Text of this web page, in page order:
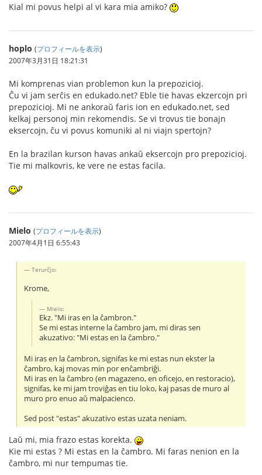
Kial mi povus helpi al vi kara mia amiko?
hoplo (プロフィールを表示)
2007年3月31日 18:21:31
Mi komprenas vian problemon kun la prepozicioj.
Ĉu vi jam serĉis en edukado.net? Eble tie havas ekzercojn pri
prepozicioj. Mi ne ankoraŭ faris ion en edukado.net, sed
kelkaj personoj min rekomendis. Se vi trovus tie bonajn
eksercojn, ĉu vi povus komuniki al ni viajn spertojn?
En la brazilan kurson havas ankaŭ eksercojn pro prepozicioj.
Tie mi malkovris, ke vere ne estas facila.
Mielo (プロフィールを表示)
2007年4月1日 6:55:43
Terurĉjo:
Krome,
Mielo:
Ekz. "Mi iras en la ĉambron."
Se mi estas interne la ĉambro jam, mi diras sen
akuzativo: "Mi estas en la ĉambro."
Mi iras en la ĉambron, signifas ke mi estas nun ekster la
ĉambro, kaj movas min por enĉambriĝi.
Mi iras en la ĉambro (en magazeno, en oficejo, en restoracio),
signifas, ke mi jam troviĝas en tiu loko, kaj pasas de muro al
muro pro enuo aŭ malpacienco.
Sed post "estas" akuzativo estas uzata neniam.
Laŭ mi, mia frazo estas korekta.
Kie mi estas ? Mi estas en la ĉambro. Mi faras nenion en la
ĉambro, mi nur tempumas tie.